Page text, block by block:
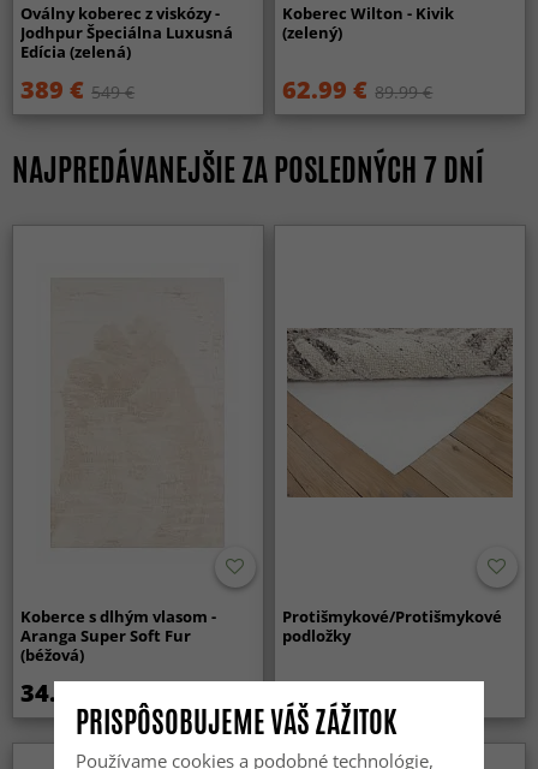
Oválny koberec z viskózy -
Jodhpur Špeciálna Luxusná
Edícia (zelená)
389 € 549 €
Koberec Wilton - Kivik
(zelený)
62.99 € 89.99 €
NAJPREDÁVANEJŠIE ZA POSLEDNÝCH 7 DNÍ
Koberce s dlhým vlasom -
Aranga Super Soft Fur
(béžová)
34.99 €
Protišmykové/Protišmykové
podložky
PRISPÔSOBUJEME VÁŠ ZÁŽITOK
Používame cookies a podobné technológie,